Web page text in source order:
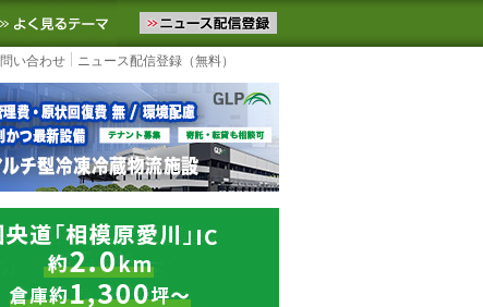
ースをお届けします。物流ニュースメール配信を登録す
お気に入りに追加 よく見るテーマ
い合わせ ニュース配信登録（無料）